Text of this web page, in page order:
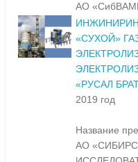
АО
«СУХОЙ»
«РУСАЛ
2019 год
Название
АО